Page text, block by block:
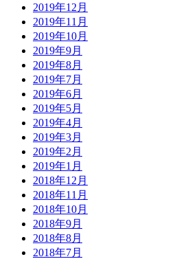
2019年12月
2019年11月
2019年10月
2019年9月
2019年8月
2019年7月
2019年6月
2019年5月
2019年4月
2019年3月
2019年2月
2019年1月
2018年12月
2018年11月
2018年10月
2018年9月
2018年8月
2018年7月